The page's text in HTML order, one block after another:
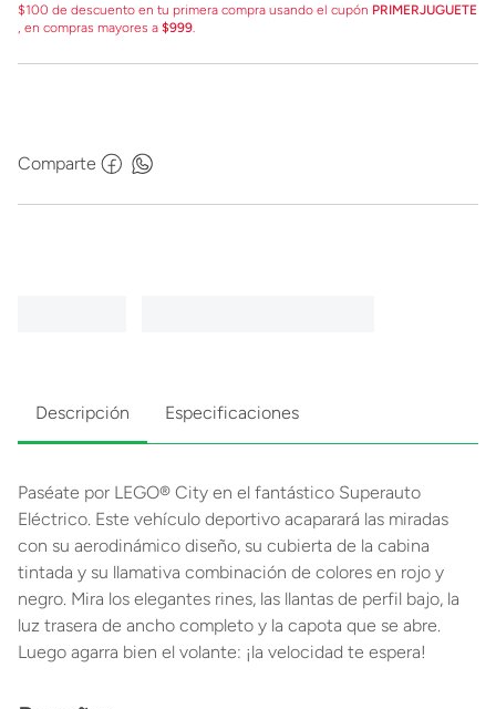
$100 de descuento en tu primera compra usando el cupón PRIMERJUGUETE
, en compras mayores a $999.
Comparte
Descripción Especificaciones
Paséate por LEGO® City en el fantástico Superauto
Eléctrico. Este vehículo deportivo acaparará las miradas
con su aerodinámico diseño, su cubierta de la cabina
tintada y su llamativa combinación de colores en rojo y
negro. Mira los elegantes rines, las llantas de perfil bajo, la
luz trasera de ancho completo y la capota que se abre.
Luego agarra bien el volante: ¡la velocidad te espera!